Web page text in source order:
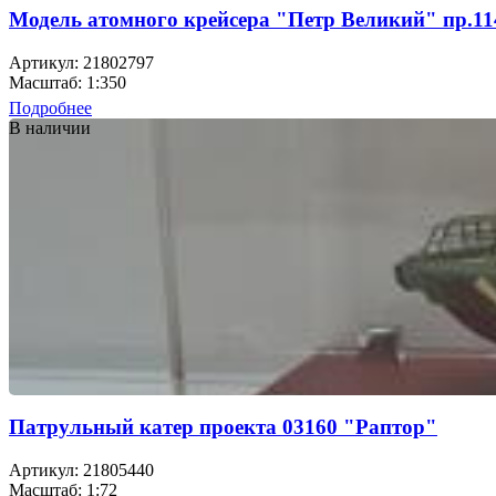
Модель атомного крейсера "Петр Великий"
Артикул: 21802797
Масштаб: 1:350
Подробнее
В наличии
Патрульный катер проекта 03160 "Раптор"
Артикул: 21805440
Масштаб: 1:72